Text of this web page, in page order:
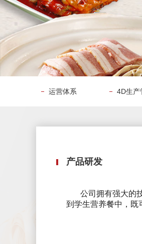
运营体系 4D生产
产品研发
公司拥有强大的技
到学生营养餐中，既